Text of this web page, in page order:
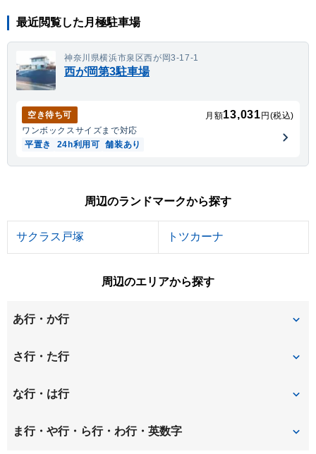
最近閲覧した月極駐車場
神奈川県横浜市泉区西が岡3-17-1
西が岡第3駐車場
空き待ち可 月額13,031円(税込)
ワンボックス サイズまで対応
平置き
24h利用可 舗装あり
周辺のランドマークから探す
サクラス戸塚 トツカーナ
周辺のエリアから探す
あ行・か行
和泉が丘
和泉中央南
さ行・た行
新橋町
な行・は行
中田北 中田町
ま行・や行・ら行・わ行・英数字